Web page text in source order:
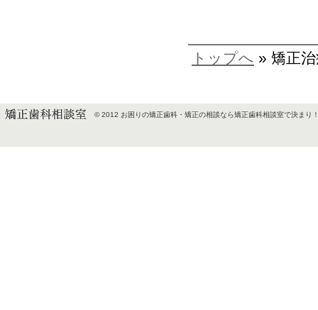
トップへ » 矯正
© 2012 お困りの矯正歯科・矯正の相談なら矯正歯科相談室で決まり